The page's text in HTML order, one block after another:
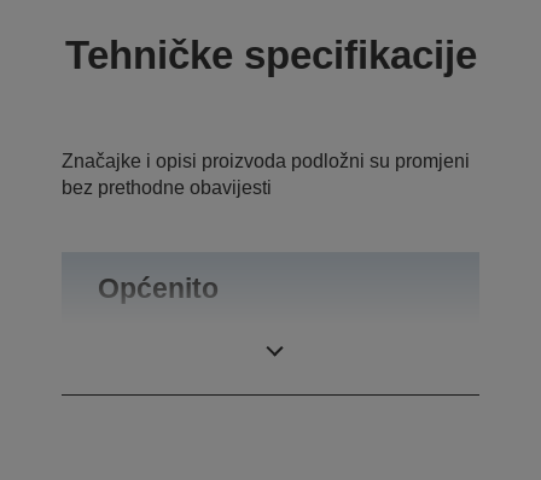
Tehničke specifikacije
Značajke i opisi proizvoda podložni su promjeni
bez prethodne obavijesti
Općenito